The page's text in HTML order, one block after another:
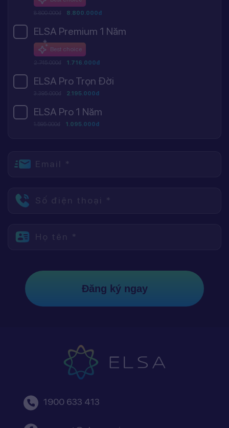
8.800.000đ 8.800.000đ
ELSA Premium 1 Năm
Best choice
2.745.000đ 1.716.000đ
ELSA Pro Trọn Đời
3.395.000đ 2.195.000đ
ELSA Pro 1 Năm
1.595.000đ 1.095.000đ
Email *
Số điện thoại *
Họ tên *
Đăng ký ngay
1900 633 413